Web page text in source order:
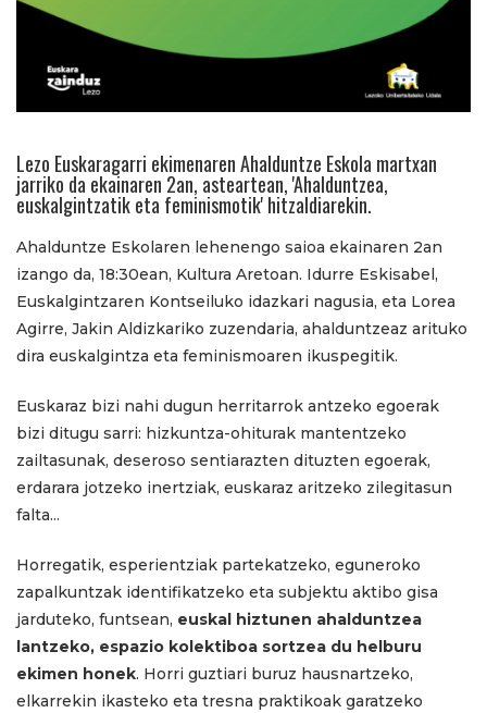
Lezo Euskaragarri ekimenaren Ahalduntze Eskola martxan
jarriko da ekainaren 2an, asteartean, 'Ahalduntzea,
euskalgintzatik eta feminismotik' hitzaldiarekin.
Ahalduntze Eskolaren lehenengo saioa ekainaren 2an
izango da, 18:30ean, Kultura Aretoan. Idurre Eskisabel,
Euskalgintzaren Kontseiluko idazkari nagusia, eta Lorea
Agirre, Jakin Aldizkariko zuzendaria, ahalduntzeaz arituko
dira euskalgintza eta feminismoaren ikuspegitik.
Euskaraz bizi nahi dugun herritarrok antzeko egoerak
bizi ditugu sarri: hizkuntza-ohiturak mantentzeko
zailtasunak, deseroso sentiarazten dituzten egoerak,
erdarara jotzeko inertziak, euskaraz aritzeko zilegitasun
falta...
Horregatik, esperientziak partekatzeko, eguneroko
zapalkuntzak identifikatzeko eta subjektu aktibo gisa
jarduteko, funtsean, euskal hiztunen ahalduntzea
lantzeko, espazio kolektiboa sortzea du helburu
ekimen honek. Horri guztiari buruz hausnartzeko,
elkarrekin ikasteko eta tresna praktikoak garatzeko